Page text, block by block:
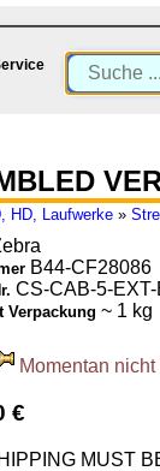
HD, Laufwerke »
B44-CF28086
CS-CAB-5-
Verpackung ~ 1 kg
Momentan
€
MUST